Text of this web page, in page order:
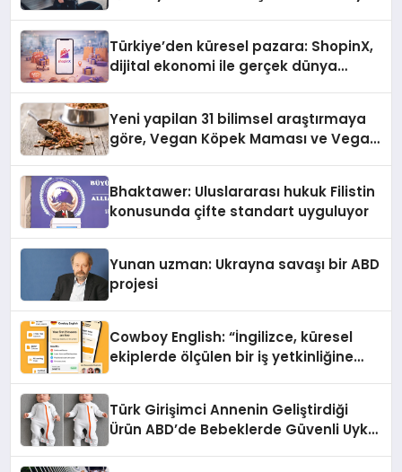
Türkiye’den küresel pazara: ShopinX,
dijital ekonomi ile gerçek dünya
Yeni yapilan 31 bilimsel araştırmaya
göre, Vegan Köpek Maması ve Vegan
Bhaktawer: Uluslararası hukuk Filistin
konusunda çifte standart uyguluyor
Yunan uzman: Ukrayna savaşı bir ABD
projesi
Cowboy English: “İngilizce, küresel
ekiplerde ölçülen bir iş yetkinliğine
Türk Girişimci Annenin Geliştirdiği
Ürün ABD’de Bebeklerde Güvenli Uyku